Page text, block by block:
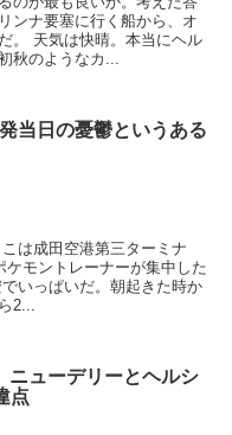
ンナ要塞に行く船から、オ
。 天気は快晴。本当にヘル
秋のようなカ...
発当日の憂鬱というある
は成田空港第三ターミナ
ケモントレーナーが集中した
いっぱいだ。朝起きた時か
2...
ニューデリーとヘルシ
点